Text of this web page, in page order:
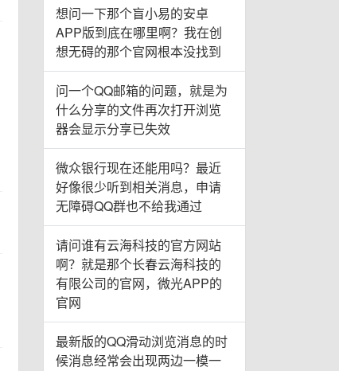
想问一下那个盲小易的安卓
APP版到底在哪里啊？我在创
想无碍的那个官网根本没找到
问一个QQ邮箱的问题，就是为
什么分享的文件再次打开浏览
器会显示分享已失效
微众银行现在还能用吗？最近
好像很少听到相关消息，申请
无障碍QQ群也不给我通过
请问谁有云海科技的官方网站
啊？就是那个长春云海科技的
有限公司的官网，微光APP的
官网
最新版的QQ滑动浏览消息的时
候消息经常会出现两边一模一